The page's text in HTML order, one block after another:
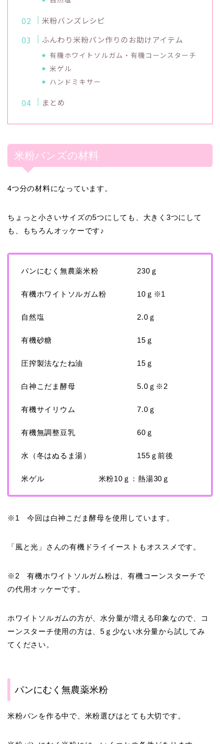
米粉バンズレシピ
ふんわり米粉パン作りのお助けアイテム
有機ホワイトソルガム・有機コーンスターチ
米ゲル
ハンドミキサー
まとめ
米粉バンズの材料
4つ分の材料になっています。
ちょっと小さいサイズの5つにしても、大きく3つにして
も、もちろんオッケーです♪
パンにむく無農薬米粉 230ｇ
有機ホワイトソルガム粉 10ｇ※1
自然塩 2.0ｇ
有機砂糖 15ｇ
圧搾製法なたね油 15ｇ
白神こだま酵母 5.0ｇ※2
有機サイリウム 7.0ｇ
有機無調整豆乳 60ｇ
水（冬はぬるま湯） 155ｇ前後
米ゲル 米粉10ｇ：熱湯30ｇ
※1 今回は白神こだま酵母を使用しています。
「風と光」さんの有機ドライイーストもオススメです。
※2 有機ホワイトソルガム粉は、有機コーンスターチで
の代用オッケーです。
ホワイトソルガムの方が、水分量が増える印象なので、コ
ーンスターチ使用の方は、5ｇ少ない水分量から試してみ
てください。
パンにむく無農薬米粉
米粉パンを作る中で、米粉選びはとても大切です。